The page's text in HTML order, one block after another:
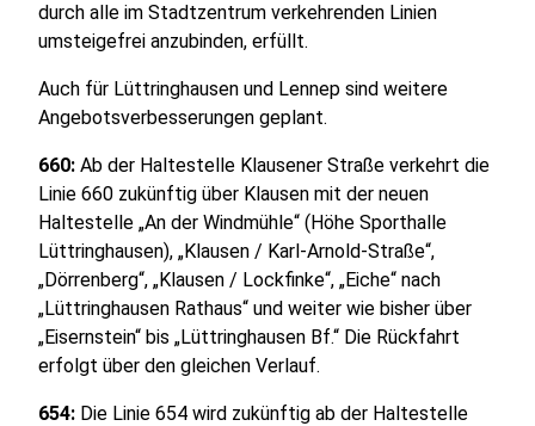
durch alle im Stadtzentrum verkehrenden Linien
umsteigefrei anzubinden, erfüllt.
Auch für Lüttringhausen und Lennep sind weitere
Angebotsverbesserungen geplant.
660: Ab der Haltestelle Klausener Straße verkehrt die
Linie 660 zukünftig über Klausen mit der neuen
Haltestelle „An der Windmühle“ (Höhe Sporthalle
Lüttringhausen), „Klausen / Karl-Arnold-Straße“,
„Dörrenberg“, „Klausen / Lockfinke“, „Eiche“ nach
„Lüttringhausen Rathaus“ und weiter wie bisher über
„Eisernstein“ bis „Lüttringhausen Bf.“ Die Rückfahrt
erfolgt über den gleichen Verlauf.
654: Die Linie 654 wird zukünftig ab der Haltestelle